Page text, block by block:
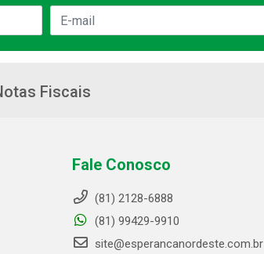
Fiscais
Fale Conosco
(81) 2128-6888
(81) 99429-9910
site@esperancanordeste.com.br